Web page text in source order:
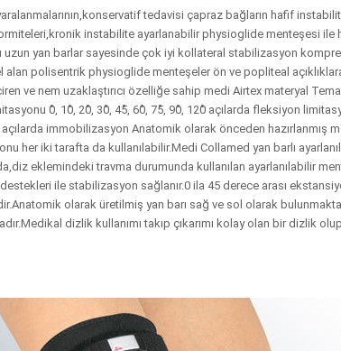
tedavisi çapraz bağların hafif
instabilite ayarlanabilir physioglide menteşesi ile
uzun yan barlar sayesinde çok iyi kollateral stabilizasyon
alan polisentrik physioglide menteşeler ön ve popliteal
ve nem uzaklaştırıcı özelliğe sahip medi Airtex materyal
0̊, 10̊, 20̊, 30̊, 45̊, 60̊, 75̊, 90̊, 120̊ açılarda fleksiyon
açılarda immobilizasyon Anatomik olarak önceden hazırlanmış
her iki tarafta da kullanılabilir.Medi Collamed yan barlı
eklemindeki travma durumunda kullanılan ayarlanılabilir
ile stabilizasyon sağlanır.0 ila 45 derece arası
olarak üretilmiş yan barı sağ ve sol olarak
dizlik kullanımı takıp çıkarımı kolay olan bir dizlik